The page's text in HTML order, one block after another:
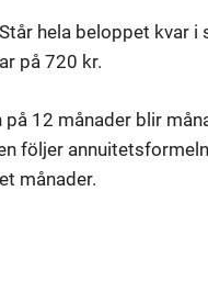
hela beloppet kvar
på 720 kr.
12 månader blir
följer
månader.